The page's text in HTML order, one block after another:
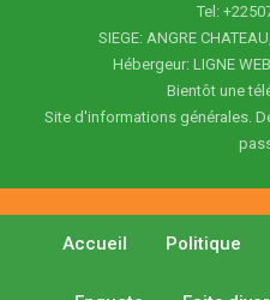
Tel:
SIEGE: ANGRE
Hébergeur: LIGNE
Bientôt une
Site d'informations générales.
Accueil Politique